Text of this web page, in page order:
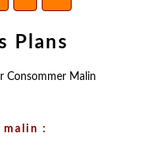
Plans
malin :